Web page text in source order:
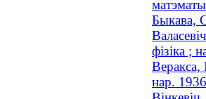
Быкава,
фізіка ;
Веракса,
нар.